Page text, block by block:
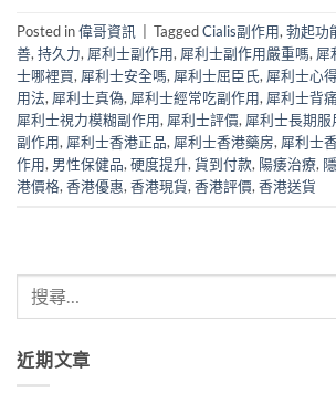
Posted in偉哥資訊 TaggedCialis副作用, 勃起功
善, 持久力, 犀利士副作用, 犀利士副作用嚴重嗎, 犀
士哪裡買, 犀利士安全嗎, 犀利士屈臣氏, 犀利士心
用法, 犀利士真偽, 犀利士經常吃副作用, 犀利士背
犀利士視力模糊副作用, 犀利士評價, 犀利士長期服
副作用, 犀利士香港正品, 犀利士香港藥房, 犀利士
作用, 男性保健品, 硬度提升, 貨到付款, 陽痿治療,
港價格, 香港優惠, 香港現貨, 香港評價, 香港送貨
近期文章